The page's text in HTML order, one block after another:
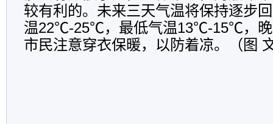
较有利的。未来三天气温将保持逐步
温22℃-25℃，最低气温13℃-15℃，晚
市民注意穿衣保暖，以防着凉。（图